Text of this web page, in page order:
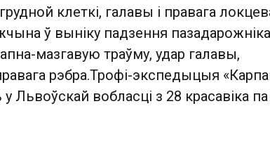
клеткі, галавы і правага
ў выніку падзення пазадарожніка
мазгавую траўму, удар галавы,
рэбра.Трофі-экспедыцыя
Львоўскай вобласці з 28 красавіка па